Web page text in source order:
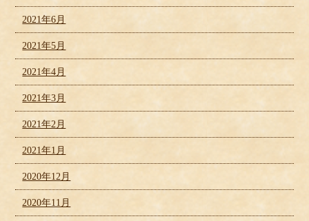
2021年6月
2021年5月
2021年4月
2021年3月
2021年2月
2021年1月
2020年12月
2020年11月